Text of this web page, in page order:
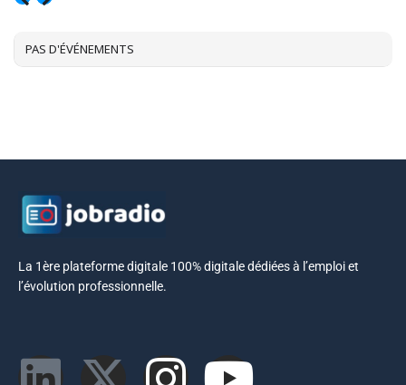
PAS D'ÉVÉNEMENTS
La 1ère plateforme digitale 100% digitale dédiées à l’emploi et
l’évolution professionnelle.